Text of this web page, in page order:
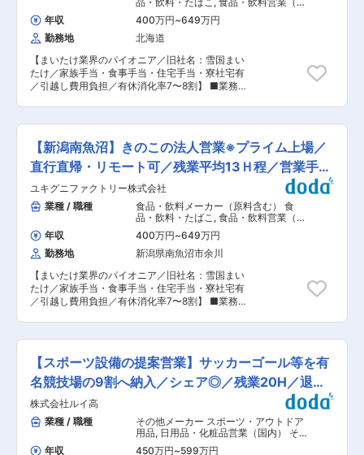
域で事業を展開。円安を追い風に原料輸出が拡大
し、成長フェーズにあります。挑戦を歓迎する社
風で、スピード感ある経営を実現しています。 変
更の範囲：会社の定める業務
外顧客を含む対応 ・商品提案・接客販売 ・仕入
業務（産地により種類・特徴が異なるため仕入れ
を行います） 年7回ほどの展示会で国内外バイヤ
ーへの営業、自社養殖場や外部養殖場からの仕入
れや買付、養殖場の視察、輸出入の貿易関連な
ど、幅広い業務に携わることが可能です。 ■入社
後の流れ： ・真珠の色・品質・サイズなど、目利
きできることが基本となります。業界のあらゆる
に、展示会や営業に同行するなど、並行して経験
を積んでいただきます。 ・ブラザー、シスター制
度を導入しております。年齢が近い先輩社員から
ＯＪＴで学べる機会や相談が可能です。 ■業務の
やりがい ・歴史が古く専門性の高い真珠の世界で
知識・経験を積み上げ自身のキャリアを構築でき
ます。真珠を理解することで、トレンドを読んだ
企画や国内外の顧客対応、制作など、自身の適性
や強みを活かせるフィールドが広がります。昨今
ではSNSの有効利用など、営業・販売の手法も変
わりつつありますので、柔軟な発想・新しい技術
を用いて、アイデアが出せるなど、主体的に関わ
りが持てることも魅力です。 ■当社の特徴： 業
で、品質の高さは遠く海外のバイヤーにも知れ渡
っています。高品質を維持できるのは、海での養
のこだわりをもって一貫して手掛けることができ
るからです。このようなシステムを持つ真珠会社
は世界でもほんの少数で、当社の強みです。
内） 日用品・化粧品営業（国内）
年収 400万円~649万円
勤務地
北海道
【まいたけ業界のパイオニア／旧社名：雪国まい
たけ／家族手当・食事手当・住宅手当・寮社宅有
／引越し費用負担／有休消化率7〜8割】 ■業務内
インに顧客が抱える問題や叶えたい要望をヒアリ
ングした上で売り場作りや食材の組合せも含めて
提案していただきます。 ※取扱商品：まいたけ、
えりんぎ、ぶなしめじなど
(https://www.yukiguni-factory.co.jp/product/) ※
主な取引先：大手スーパー・ショッピングセンタ
ー・食品量販店など ※休日は会社カレンダーによ
りますが、青果市場と併せて水曜・日曜休みが基
本となります。 ■営業スタイル マニュアル通り
の営業ではなく主体的に裁量を持って就業いただ
く柔軟な営業スタイルです。様々なメーカーと協
業する機会も多く提案要素も大きい為、キャリア
形成に大きく役立ちます。 ※先輩社員の声：
https://www.yukiguni-
factory.co.jp/recruit/works/sales/ ■営業組織 全
国で40名程度の組織となっており、各拠点ごとに
ます。 取扱商品は同一で顧客ごとに担当を割り振
っています。入社後は5社〜10社をお任せする予
定です。 ■キャリアパス ご本人の特性に応じて
エキスパート/ジョブローテーション双方にてキャ
リアアップが可能です。 ・エキスパート：営業→
主任→係長→課長→営業所長→部長 ・ジョブロー
テーション：営業→企画やマーケティング ■就業
環境 残業月13Ｈ程度、リモートワーク・直行直
【新潟南魚沼】きのこの法人営業※プライム上場／
直行直帰・リモート可／残業平均13Ｈ程／営業手当
有
ユキグニファクトリー株式会社
業種 / 職種
食品・飲料メーカー（原料含む） 食
品・飲料・たばこ , 食品・飲料営業（国
内） 日用品・化粧品営業（国内）
年収 400万円~649万円
勤務地
新潟県南魚沼市余川
【まいたけ業界のパイオニア／旧社名：雪国まい
たけ／家族手当・食事手当・住宅手当・寮社宅有
／引越し費用負担／有休消化率7〜8割】 ■業務内
インに顧客が抱える問題や叶えたい要望をヒアリ
ングした上で売り場作りや食材の組合せも含めて
提案していただきます。 ※取扱商品：まいたけ、
えりんぎ、ぶなしめじなど
(https://www.yukiguni-factory.co.jp/product/) ※
主な取引先：大手スーパー・ショッピングセンタ
ー・食品量販店など ※休日は会社カレンダーによ
りますが、青果市場と併せて水曜・日曜休みが基
本となります。 ■営業スタイル マニュアル通り
【スポーツ設備の提案営業】サッカーゴール等を有
名競技場の9割へ納入／シェア◎／残業20H／退職
金有
株式会社ルイ高
業種 / 職種
その他メーカー スポーツ・アウトドア
用品, 日用品・化粧品営業（国内） そ
の他法人営業（既存・ルートセールス
年収 450万円~599万円